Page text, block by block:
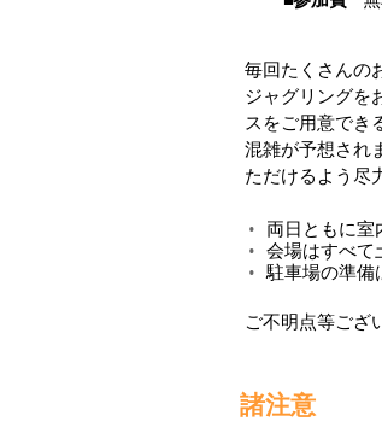
毎回たくさんの
ジャグリングを
スをご用意でき
混雑が予想され
ただけるよう尽
両日ともに
会場はすべて
駐車場の準備
ご不明点等ござ
諸注意